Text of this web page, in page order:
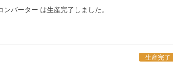
バーター は生産完了しました。
生産完了